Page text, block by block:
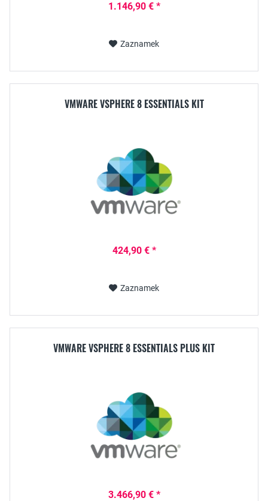
1.146,90 € *
Zaznamek
VMWARE VSPHERE 8 ESSENTIALS KIT
424,90 € *
Zaznamek
VMWARE VSPHERE 8 ESSENTIALS PLUS KIT
3.466,90 € *